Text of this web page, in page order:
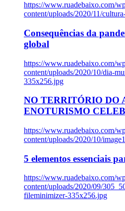
https://www.ruadebaixo.com/
content/uploads/2020/11/
Consequências da
global
https://www.ruadebaixo.com/
content/uploads/2020/10/dia-
335x256.jpg
NO TERRITÓRIO DO
ENOTURISMO
https://www.ruadebaixo.com/
content/uploads/2020/10/
5 elementos essenciais
https://www.ruadebaixo.com/
content/uploads/2020/09/
fileminimizer-335x256.jpg